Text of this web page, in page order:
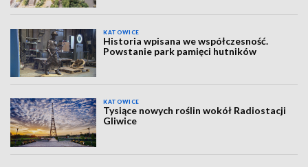
KATOWICE
Historia wpisana we współczesność.
Powstanie park pamięci hutników
KATOWICE
Tysiące nowych roślin wokół Radiostacji
Gliwice